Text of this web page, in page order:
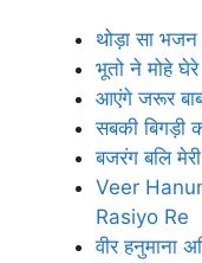
थोड़ा सा
भूतो ने मोहे
आएंगे जरूर
सबकी बिगड़ी
बजरंग बलि
Veer
Rasiyo Re
वीर हनुमाना